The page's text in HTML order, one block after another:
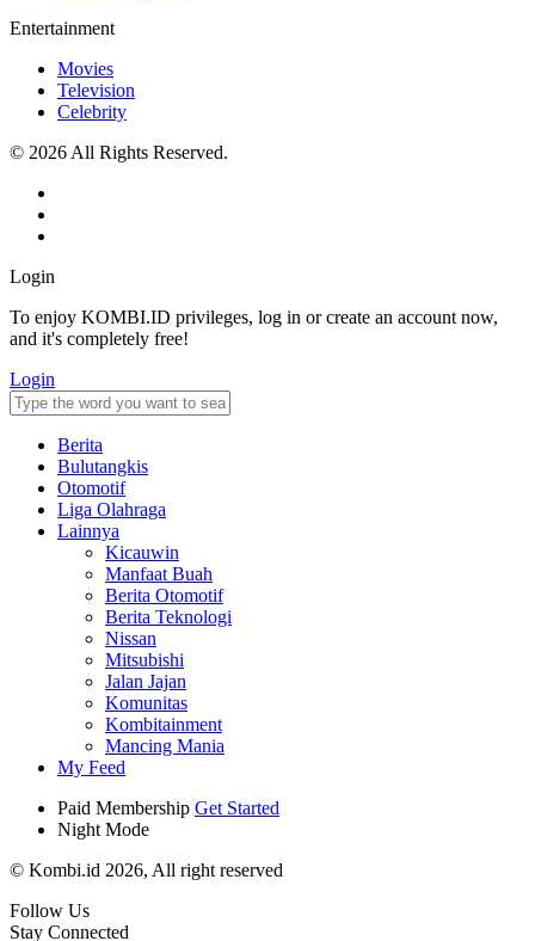
Entertainment
Movies
Television
Celebrity
© 2026 All Rights Reserved.
Login
To enjoy KOMBI.ID privileges, log in or create an account now,
and it's completely free!
Login
Berita
Bulutangkis
Otomotif
Liga Olahraga
Lainnya
Kicauwin
Manfaat Buah
Berita Otomotif
Berita Teknologi
Nissan
Mitsubishi
Jalan Jajan
Komunitas
Kombitainment
Mancing Mania
My Feed
Paid Membership Get Started
Night Mode
© Kombi.id 2026, All right reserved
Follow Us
Stay Connected